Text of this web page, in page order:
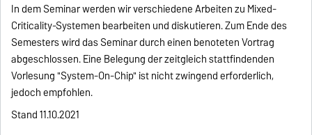
In dem Seminar werden wir verschiedene Arbeiten zu Mixed-
Criticality-Systemen bearbeiten und diskutieren. Zum Ende des
Semesters wird das Seminar durch einen benoteten Vortrag
abgeschlossen. Eine Belegung der zeitgleich stattfindenden
Vorlesung "System-On-Chip" ist nicht zwingend erforderlich,
jedoch empfohlen.
Stand 11.10.2021